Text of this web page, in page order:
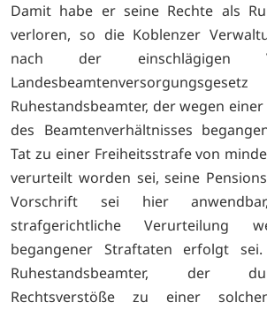
Damit habe er seine Rechte als
verloren, so die Koblenzer
nach der einschlägigen
Ruhestandsbeamter, der wegen
des Beamtenverhältnisses
Tat zu einer Freiheitsstrafe von
verurteilt worden sei, seine
Vorschrift sei hier
strafgerichtliche Verurteilung
begangener Straftaten erfolgt
Ruhestandsbeamter, der
Rechtsverstöße zu einer